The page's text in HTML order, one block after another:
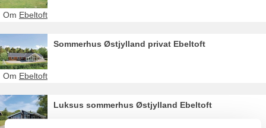
Om Ebeltoft
Sommerhus Østjylland privat Ebeltoft
Om Ebeltoft
Luksus sommerhus Østjylland Ebeltoft